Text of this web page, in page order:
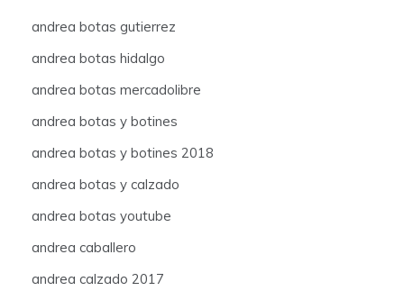
andrea botas gutierrez
andrea botas hidalgo
andrea botas mercadolibre
andrea botas y botines
andrea botas y botines 2018
andrea botas y calzado
andrea botas youtube
andrea caballero
andrea calzado 2017